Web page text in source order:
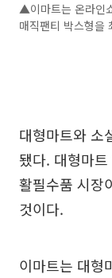
▲이마트는 온라인
매직팬티 박스형을
대형마트와 소
됐다. 대형마
활필수품 시장
것이다.
이마트는 대형